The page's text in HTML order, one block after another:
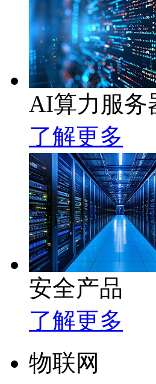
AI算力服务
了解更多
安全产品
了解更多
物联网